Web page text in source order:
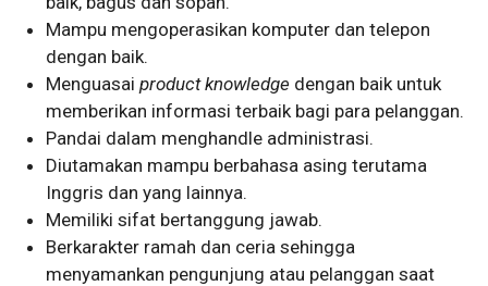
Mampu mengoperasikan komputer dan telepon
dengan baik.
Menguasaiproduct knowledge dengan baik untuk
memberikan informasi terbaik bagi para pelanggan.
Pandai dalam menghandle administrasi.
Diutamakan mampu berbahasa asing terutama
Inggris dan yang lainnya.
Memiliki sifat bertanggung jawab.
Berkarakter ramah dan ceria sehingga
menyamankan pengunjung atau pelanggan saat